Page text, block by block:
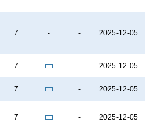
7 - - 2025-12-05
7 - 2025-12-05
7 - 2025-12-05
7 - 2025-12-05